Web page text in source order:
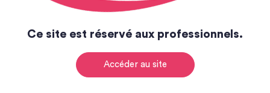
Catalogue
Ce site est réservé aux professionnels.
Accéder au site